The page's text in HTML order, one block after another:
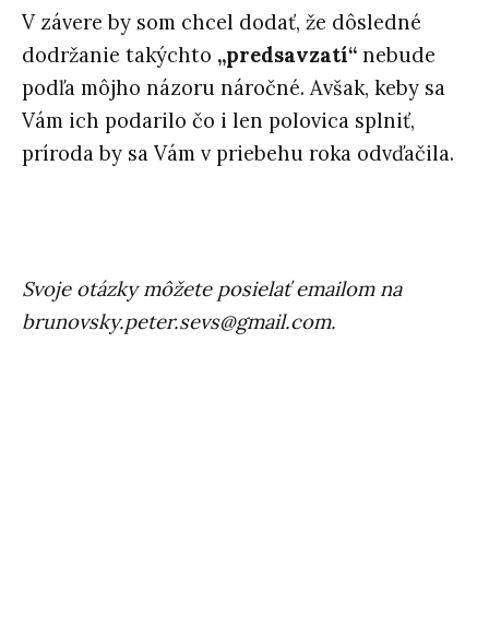
V závere by som chcel dodať, že dôsledné
dodržanie takýchto „predsavzatí“ nebude
podľa môjho názoru náročné. Avšak, keby sa
Vám ich podarilo čo i len polovica splniť,
príroda by sa Vám v priebehu roka odvďačila.
Svoje otázky môžete posielať emailom na
brunovsky.peter.sevs@gmail.com.